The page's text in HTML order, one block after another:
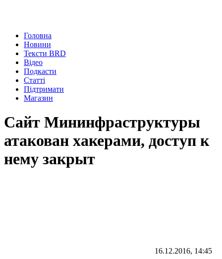
Головна
Новини
Тексти BRD
Відео
Подкасти
Статті
Підтримати
Магазин
Сайт Мининфраструктуры
атакован хакерами, доступ к
нему закрыт
16.12.2016, 14:45